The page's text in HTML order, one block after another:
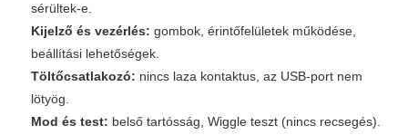
sérültek-e.
Kijelző és vezérlés: gombok, érintőfelületek működése,
beállítási lehetőségek.
Töltőcsatlakozó: nincs laza kontaktus, az USB-port nem
lötyög.
Mod és test: belső tartósság, Wiggle teszt (nincs recsegés).